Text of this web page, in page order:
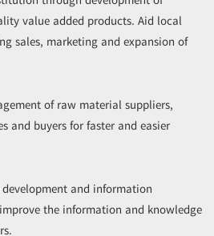
value added products. Aid local
sales, marketing and expansion of
of raw material suppliers,
and buyers for faster and easier
and information
the information and knowledge